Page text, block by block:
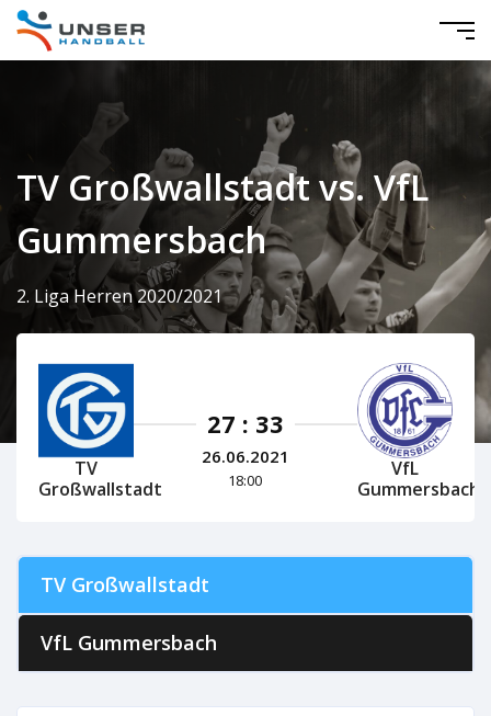
TV Großwallstadt vs. VfL
Gummersbach
2. Liga Herren 2020/2021
TV
Großwallstadt
27 : 33
26.06.2021
18:00
VfL
Gummersbach
TV Großwallstadt
VfL Gummersbach